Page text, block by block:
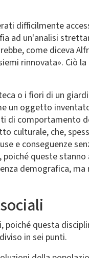
difficilmente
ad un'analisi
come diceva
rinnovata». Ciò
o i fiori di un
un oggetto
di comportamento
culturale, che,
e conseguenze
queste stanno
demografica, ma
poiché questa
in sei punti.